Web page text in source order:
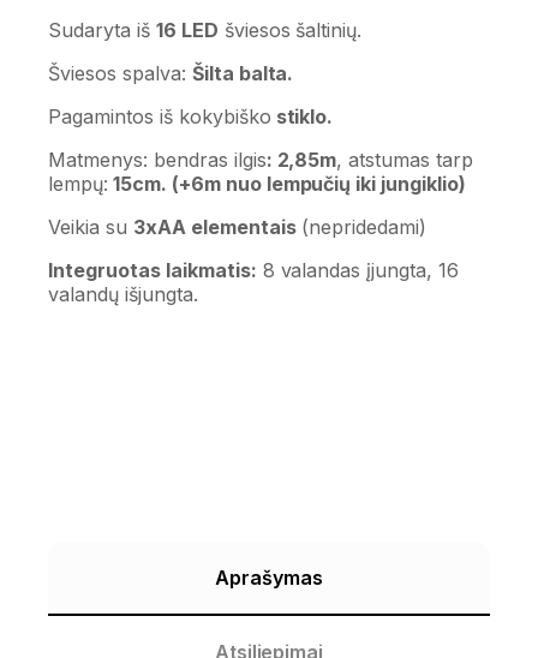
Sudaryta iš 16 LED šviesos šaltinių.
Šviesos spalva: Šilta balta.
Pagamintos iš kokybiško stiklo.
Matmenys: bendras ilgis: 2,85m, atstumas tarp
lempų: 15cm. (+6m nuo lempučių iki jungiklio)
Veikia su 3xAA elementais(nepridedami)
Integruotas laikmatis: 8 valandas įjungta, 16
valandų išjungta.
Aprašymas
Atsiliepimai